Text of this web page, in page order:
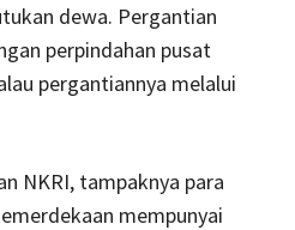
dewa. Pergantian
perpindahan pusat
pergantiannya melalui
NKRI, tampaknya para
mempunyai